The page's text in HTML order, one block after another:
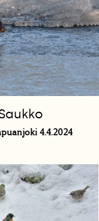
4.4.2024